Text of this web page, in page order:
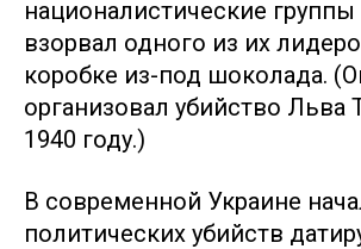
националистические
взорвал одного из их
коробке из-под шоколада.
организовал убийство Льва
1940 году.)
В современной Украине
политических убийств